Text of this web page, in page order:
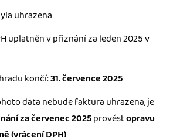
uhrazena
uplatněn v přiznání za leden 2025 v
končí:31. července 2025
data nebude faktura uhrazena, je
za červenec 2025provéstopravu